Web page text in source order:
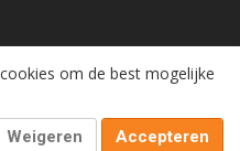
om de best mogelijke
Weigeren Accepteren